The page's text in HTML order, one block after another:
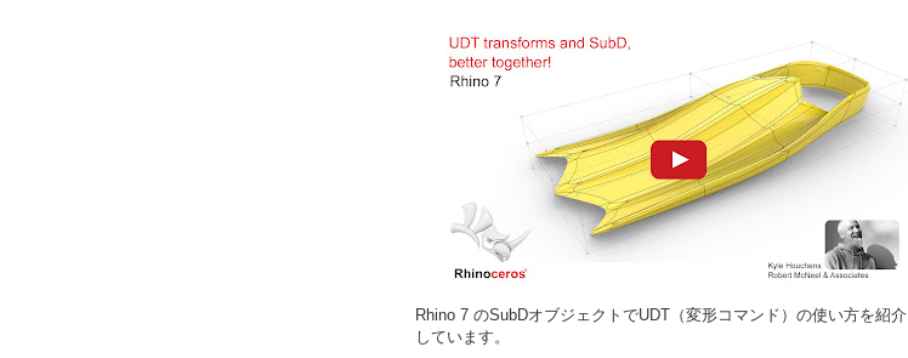
Rhino 7 のSubDオブジェクトでUDT（変形コマンド）の使い方を紹介
しています。